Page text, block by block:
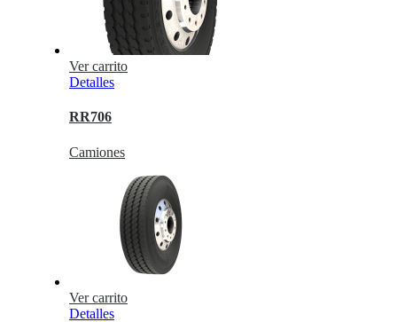
Ver carrito
Detalles
RR706
Camiones
Ver carrito
Detalles